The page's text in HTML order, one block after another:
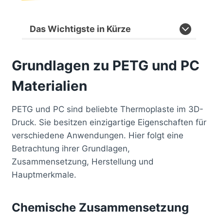
Das Wichtigste in Kürze
Grundlagen zu PETG und PC
Materialien
PETG und PC sind beliebte Thermoplaste im 3D-
Druck. Sie besitzen einzigartige Eigenschaften für
verschiedene Anwendungen. Hier folgt eine
Betrachtung ihrer Grundlagen,
Zusammensetzung, Herstellung und
Hauptmerkmale.
Chemische Zusammensetzung